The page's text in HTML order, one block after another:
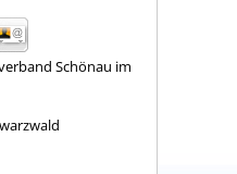
Schönau im